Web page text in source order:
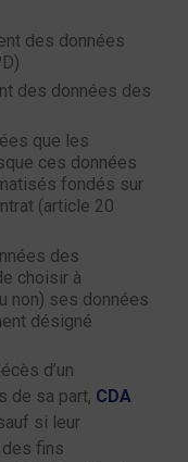
des données
des données des
que les
ces données
fondés sur
(article 20
des
choisir à
non) ses données
désigné
d’un
de sa part, CDA
si leur
des fins